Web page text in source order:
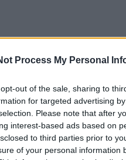
Process My Personal
out of the sale, sharing to
for targeted advertising
Please note that after
interest-based ads based on
to third parties prior to
of your personal information